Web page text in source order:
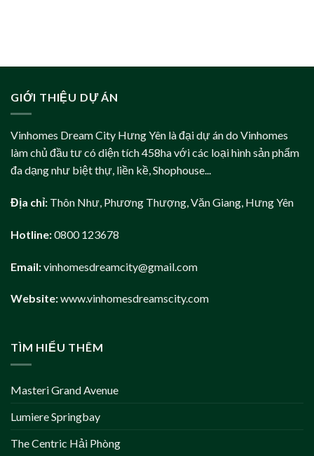
GIỚI THIỆU DỰ ÁN
Vinhomes Dream City Hưng Yên là đại dự án do Vinhomes
làm chủ đầu tư có diện tích 458ha với các loại hình sản phẩm
đa dạng như biệt thự, liền kề, Shophouse...
Địa chỉ: Thôn Như, Phương Thượng, Văn Giang, Hưng Yên
Hotline:0800 123678
Email:vinhomesdreamcity@gmail.com
Website:www.vinhomesdreamscity.com
TÌM HIỂU THÊM
Masteri Grand Avenue
Lumiere Springbay
The Centric Hải Phòng